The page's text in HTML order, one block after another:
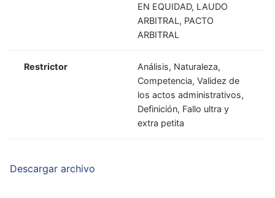
EN EQUIDAD, LAUDO
ARBITRAL, PACTO
ARBITRAL
Restrictor
Análisis, Naturaleza,
Competencia, Validez de
los actos administrativos,
Definición, Fallo ultra y
extra petita
Descargar archivo